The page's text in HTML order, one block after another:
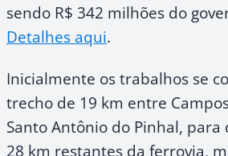
sendo R$ 342 milhões do
Detalhes aqui.
Inicialmente os trabalhos se
trecho de 19 km entre
Santo Antônio do Pinhal,
28 km restantes da ferrovia,